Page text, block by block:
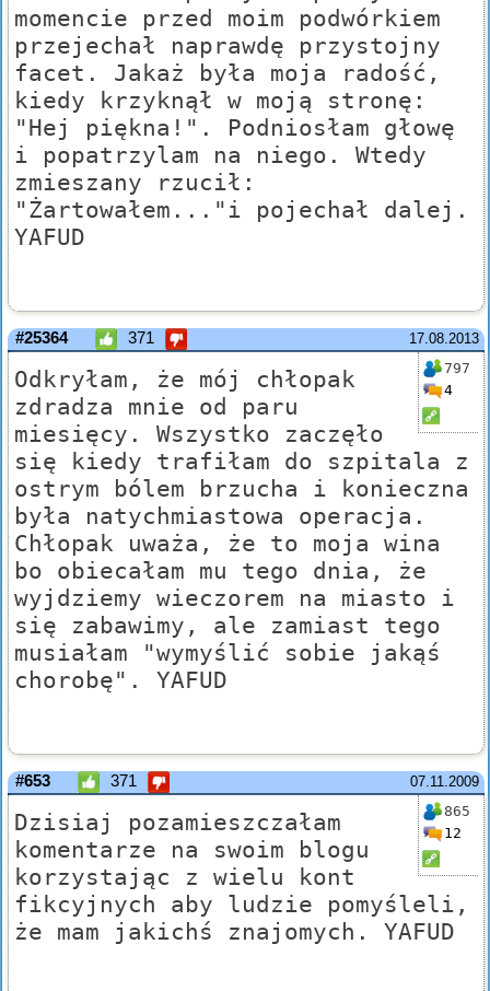
momencie przed moim podwórkiem
przejechał naprawdę przystojny
facet. Jakaż była moja radość,
kiedy krzyknął w moją stronę:
"Hej piękna!". Podniosłam głowę
i popatrzylam na niego. Wtedy
zmieszany rzucił:
"Żartowałem..."i pojechał dalej.
YAFUD
17.08.2013
#25364 371
797
4
Odkryłam, że mój chłopak
zdradza mnie od paru
miesięcy. Wszystko zaczęło
się kiedy trafiłam do szpitala z
ostrym bólem brzucha i konieczna
była natychmiastowa operacja.
Chłopak uważa, że to moja wina
bo obiecałam mu tego dnia, że
wyjdziemy wieczorem na miasto i
się zabawimy, ale zamiast tego
musiałam "wymyślić sobie jakąś
chorobę". YAFUD
07.11.2009
#653 371
865
12
Dzisiaj pozamieszczałam
komentarze na swoim blogu
korzystając z wielu kont
fikcyjnych aby ludzie pomyśleli,
że mam jakichś znajomych. YAFUD